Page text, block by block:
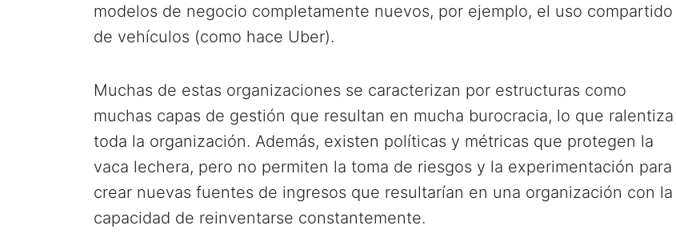
modelos de negocio completamente nuevos, por ejemplo, el uso compartido
de vehículos (como hace Uber).
Muchas de estas organizaciones se caracterizan por estructuras como
muchas capas de gestión que resultan en mucha burocracia, lo que ralentiza
toda la organización. Además, existen políticas y métricas que protegen la
vaca lechera, pero no permiten la toma de riesgos y la experimentación para
crear nuevas fuentes de ingresos que resultarían en una organización con la
capacidad de reinventarse constantemente.